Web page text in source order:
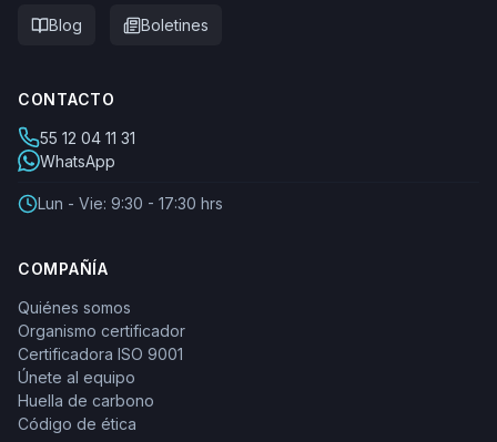
Blog Boletines
CONTACTO
55 12 04 11 31
WhatsApp
Lun - Vie: 9:30 - 17:30 hrs
COMPAÑÍA
Quiénes somos
Organismo certificador
Certificadora ISO 9001
Únete al equipo
Huella de carbono
Código de ética